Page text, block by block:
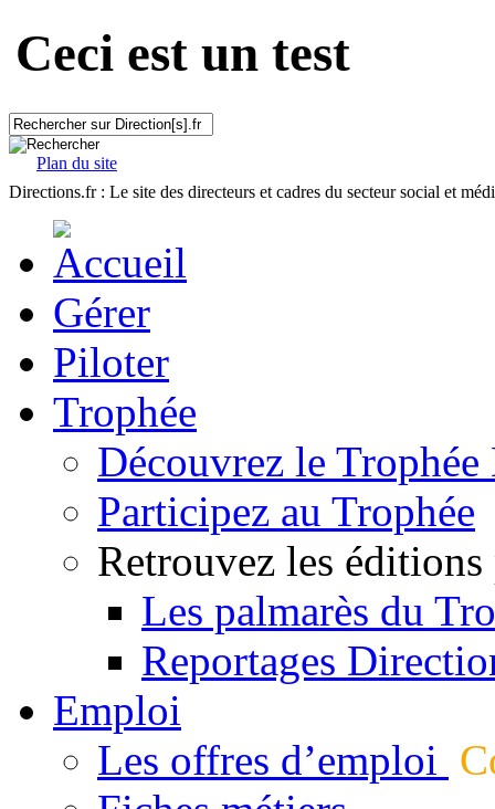
Ceci est un test
Plan du site
Directions.fr : Le site des directeurs et cadres du secteur social et
Gérer
Piloter
Trophée
Découvrez le
Participez au Trophée
Retrouvez les éditions
Les palmarès du
Reportages
Emploi
Les offres d’emploi